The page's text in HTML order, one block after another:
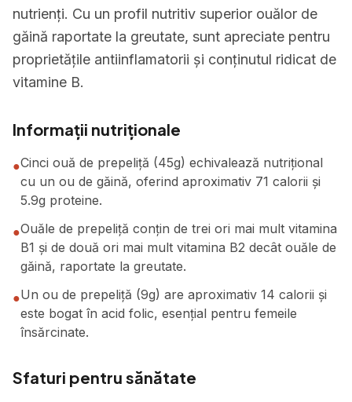
nutrienți. Cu un profil nutritiv superior ouălor de
găină raportate la greutate, sunt apreciate pentru
proprietățile antiinflamatorii și conținutul ridicat de
vitamine B.
Informații nutriționale
●Cinci ouă de prepeliță (45g) echivalează nutrițional
cu un ou de găină, oferind aproximativ 71 calorii și
5.9g proteine.
●Ouăle de prepeliță conțin de trei ori mai mult vitamina
B1 și de două ori mai mult vitamina B2 decât ouăle de
găină, raportate la greutate.
●Un ou de prepeliță (9g) are aproximativ 14 calorii și
este bogat în acid folic, esențial pentru femeile
însărcinate.
Sfaturi pentru sănătate